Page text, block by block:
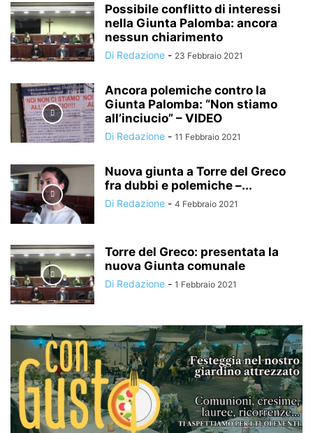
Possibile conflitto di interessi
nella Giunta Palomba: ancora
nessun chiarimento
Di Redazione - 23 Febbraio 2021
Ancora polemiche contro la
Giunta Palomba: “Non stiamo
all’inciucio” – VIDEO
Di Redazione - 11 Febbraio 2021
Nuova giunta a Torre del Greco
fra dubbi e polemiche –...
Di Redazione - 4 Febbraio 2021
Torre del Greco: presentata la
nuova Giunta comunale
Di Redazione - 1 Febbraio 2021